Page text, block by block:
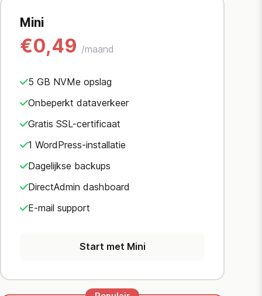
Mini
€0,49 /maand
5 GB NVMe opslag
Onbeperkt dataverkeer
Gratis SSL-certificaat
1 WordPress-installatie
Dagelijkse backups
DirectAdmin dashboard
E-mail support
Start met Mini